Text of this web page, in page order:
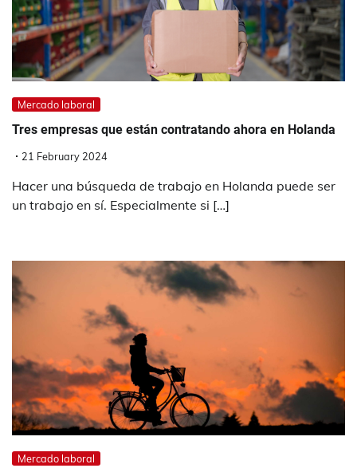
Mercado laboral
Tres empresas que están contratando ahora en Holanda
21 February 2024
Hacer una búsqueda de trabajo en Holanda puede ser
un trabajo en sí. Especialmente si […]
Mercado laboral